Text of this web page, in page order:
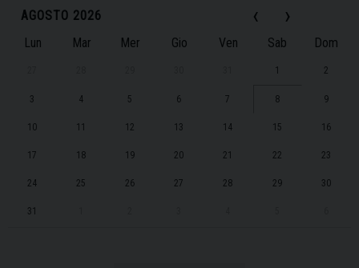
‹
AGOSTO 2026 ›
Lun Mar Mer Gio Ven Sab Dom
1 2
3 4 5 6 7 8 9
10 11 12 13 14 15 16
17 18 19 20 21 22 23
24 25 26 27 28 29 30
31